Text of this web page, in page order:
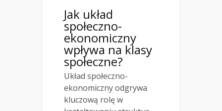
Jak układ
społeczno-
ekonomiczny
wpływa na klasy
społeczne?
Układ społeczno-
ekonomiczny odgrywa
kluczową rolę w